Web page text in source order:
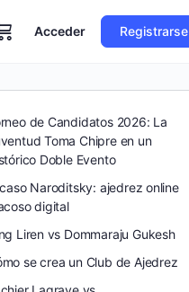
Acceder Registrarse
de Candidatos 2026: La
Toma Chipre en un
Doble Evento
Naroditsky: ajedrez online
digital
Liren vs Dommaraju Gukesh
se crea un Club de Ajedrez